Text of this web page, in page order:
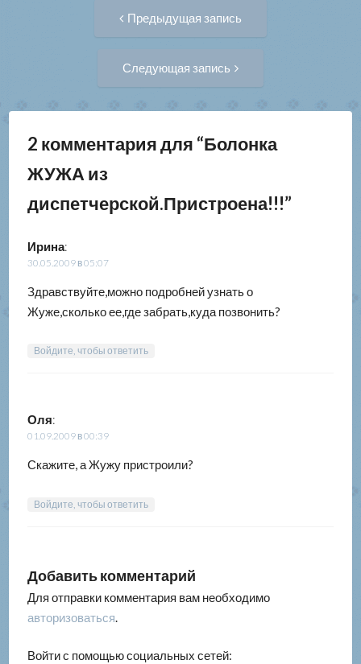
НавигацияПредыдущая запись
Следующая запись
2 комментария для “Болонка
ЖУЖА из
диспетчерской.Пристроена!!!”
Ирина:
30.05.2009 в 05:07
Здравствуйте,можно подробней узнать о
Жуже,сколько ее,где забрать,куда позвонить?
Войдите, чтобы ответить
Оля:
01.09.2009 в 00:39
Скажите, а Жужу пристроили?
Войдите, чтобы ответить
Добавить комментарий
Для отправки комментария вам необходимо
авторизоваться.
Войти с помощью социальных сетей: